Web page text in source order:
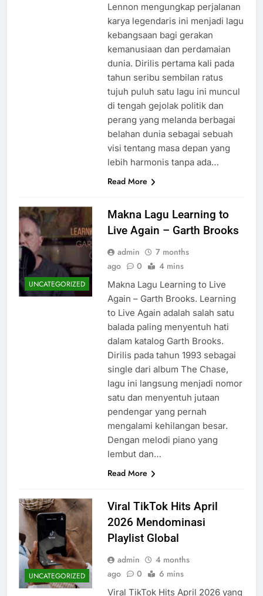
Lennon mengungkap perjalanan
karya legendaris ini menjadi lagu
kebangsaan bagi gerakan
kemanusiaan dan perdamaian
dunia. Dirilis pertama kali pada
tahun seribu sembilan ratus
tujuh puluh satu lagu ini muncul
di tengah gejolak politik dan
perang yang melanda berbagai
belahan dunia sebagai sebuah
visi tentang masa depan yang
lebih harmonis tanpa ada…
Read More
UNCATEGORIZED
Makna Lagu Learning to
Live Again – Garth Brooks
admin
7 months
ago
0 4 mins
Makna Lagu Learning to Live
Again – Garth Brooks. Learning
to Live Again adalah salah satu
balada paling menyentuh hati
dalam katalog Garth Brooks.
Dirilis pada tahun 1993 sebagai
single dari album The Chase,
lagu ini langsung menjadi nomor
satu dan menyentuh jutaan
pendengar yang pernah
mengalami kehilangan besar.
Dengan melodi piano yang
lembut dan…
Read More
UNCATEGORIZED
Viral TikTok Hits April
2026 Mendominasi
Playlist Global
admin
4 months
ago
0 6 mins
Viral TikTok Hits April 2026 yang